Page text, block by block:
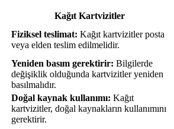
Kağıt Kartvizitler
Fiziksel teslimat: Kağıt kartvizitler posta
veya elden teslim edilmelidir.
Yeniden basım gerektirir: Bilgilerde
değişiklik olduğunda kartvizitler yeniden
basılmalıdır.
Doğal kaynak kullanımı: Kağıt
kartvizitler, doğal kaynakların kullanımını
gerektirir.